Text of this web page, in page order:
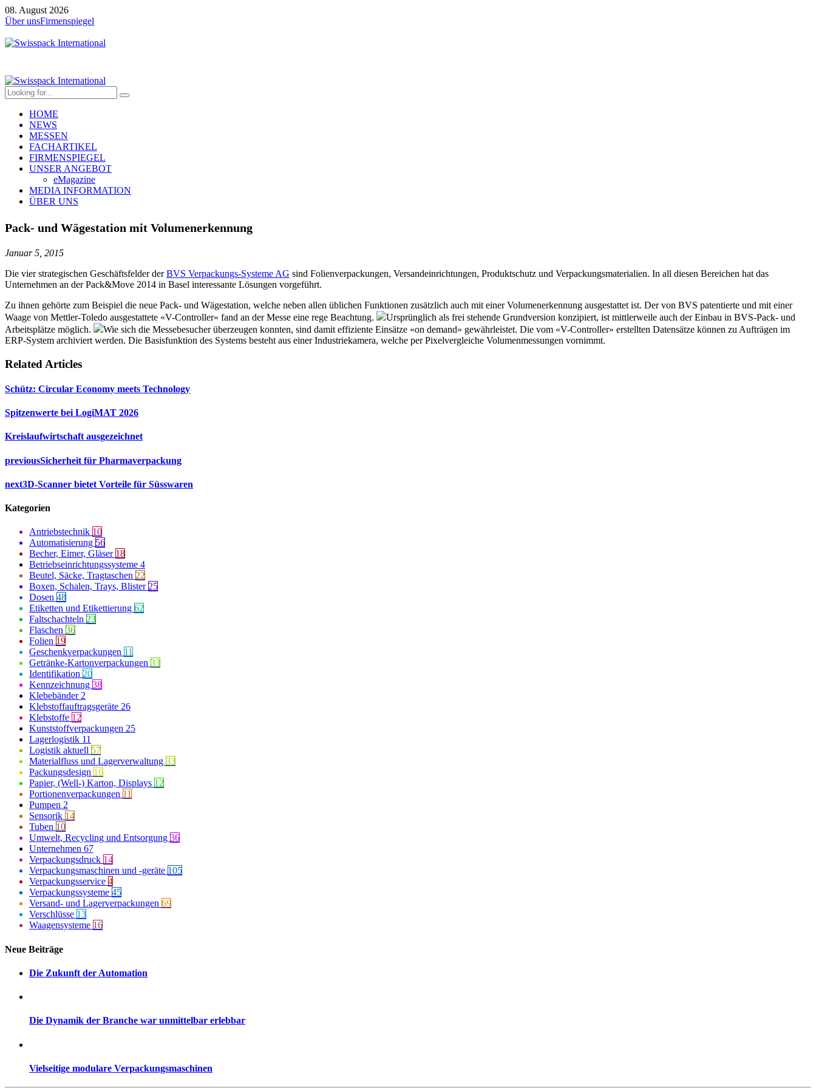
08. August 2026
Über unsFirmenspiegel
HOME
NEWS
MESSEN
FACHARTIKEL
FIRMENSPIEGEL
UNSER ANGEBOT
eMagazine
MEDIA INFORMATION
ÜBER UNS
Pack- und Wägestation mit Volumenerkennung
Januar 5, 2015
Die vier strategischen Geschäftsfelder derBVS Verpackungs-Systeme AG sind Folienverpackungen, Versandeinrichtungen, Produktschutz und Verpackungsmaterialien. In all diesen Bereichen hat das
Unternehmen an der Pack&Move 2014 in Basel interessante Lösungen vorgeführt.
Zu ihnen gehörte zum Beispiel die neue Pack- und Wägestation, welche neben allen üblichen Funktionen zusätzlich auch mit einer Volumenerkennung ausgestattet ist. Der von BVS patentierte und mit einer
Waage von Mettler-Toledo ausgestattete «V-Controller» fand an der Messe eine rege Beachtung.
Ursprünglich als frei stehende Grundversion konzipiert, ist mittlerweile auch der Einbau in BVS-Pack- und
Arbeitsplätze möglich.
Wie sich die Messebesucher überzeugen konnten, sind damit effiziente Einsätze «on demand» gewährleistet. Die vom «V-Controller» erstellten Datensätze können zu Aufträgen im
ERP-System archiviert werden. Die Basisfunktion des Systems besteht aus einer Industriekamera, welche per Pixelvergleiche Volumenmessungen vornimmt.
Related Articles
Schütz: Circular Economy meets Technology
Spitzenwerte bei LogiMAT 2026
Kreislaufwirtschaft ausgezeichnet
previousSicherheit für Pharmaverpackung
next3D-Scanner bietet Vorteile für Süsswaren
Kategorien
Antriebstechnik 10
Automatisierung 56
Becher, Eimer, Gläser 18
Betriebseinrichtungssysteme 4
Beutel, Säcke, Tragtaschen 22
Boxen, Schalen, Trays, Blister 25
Dosen 48
Etiketten und Etikettierung 62
Faltschachteln 23
Flaschen 36
Folien 19
Geschenkverpackungen 11
Getränke-Kartonverpackungen 33
Identifikation 20
Kennzeichnung 38
Klebebänder 2
Klebstoffauftragsgeräte 26
Klebstoffe 12
Kunststoffverpackungen 25
Lagerlogistik 11
Logistik aktuell 57
Materialfluss und Lagerverwaltung 33
Packungsdesign 16
Papier, (Well-) Karton, Displays 12
Portionenverpackungen 11
Pumpen 2
Sensorik 14
Tuben 10
Umwelt, Recycling und Entsorgung 36
Unternehmen 67
Verpackungsdruck 14
Verpackungsmaschinen und -geräte 105
Verpackungsservice 4
Verpackungssysteme 45
Versand- und Lagerverpackungen 69
Verschlüsse 13
Waagensysteme 16
Neue Beiträge
Die Zukunft der Automation
Die Dynamik der Branche war unmittelbar erlebbar
Vielseitige modulare Verpackungsmaschinen